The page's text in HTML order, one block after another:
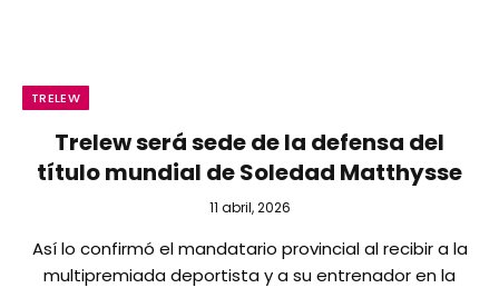
TRELEW
Trelew será sede de la defensa del
título mundial de Soledad Matthysse
11 abril, 2026
Así lo confirmó el mandatario provincial al recibir a la
multipremiada deportista y a su entrenador en la